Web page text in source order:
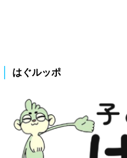
はぐルッポ